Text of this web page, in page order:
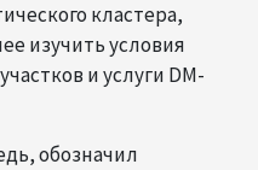
кластера,
изучить условия
и услуги DM-
обозначил